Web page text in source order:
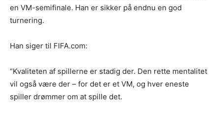
en VM-semifinale. Han er sikker på endnu en god
turnering.
Han siger til FIFA.com:
“Kvaliteten af spillerne er stadig der. Den rette mentalitet
vil også være der – for det er et VM, og hver eneste
spiller drømmer om at spille det.